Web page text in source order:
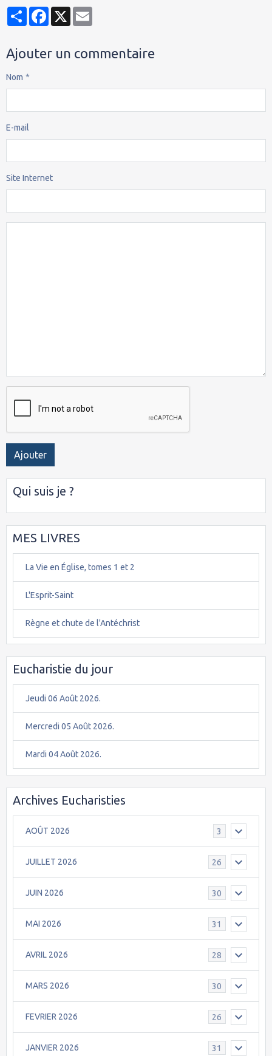
PartagerFacebook
X
Ajouter un commentaire
Nom
E-mail
Site Internet
Ajouter
Qui suis je ?
MES LIVRES
La Vie en Église, tomes 1 et 2
L'Esprit-Saint
Règne et chute de l'Antéchrist
Eucharistie du jour
Jeudi 06 Août 2026.
Mercredi 05 Août 2026.
Mardi 04 Août 2026.
Archives Eucharisties
AOÛT 2026 3
JUILLET 2026 26
JUIN 2026 30
MAI 2026 31
AVRIL 2026 28
MARS 2026 30
FEVRIER 2026 26
JANVIER 2026 31